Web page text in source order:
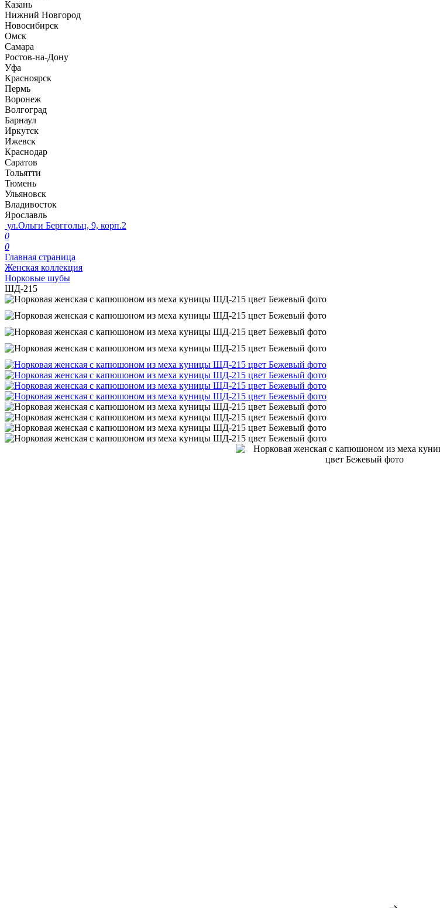
Казань
Нижний Новгород
Новосибирск
Омск
Самара
Ростов-на-Дону
Уфа
Красноярск
Пермь
Воронеж
Волгоград
Барнаул
Иркутск
Ижевск
Краснодар
Саратов
Тольятти
Тюмень
Ульяновск
Владивосток
Ярославль
ул.Ольги Берггольц, 9, корп.2
0
0
Главная страница
Женская коллекция
Норковые шубы
ШД-215